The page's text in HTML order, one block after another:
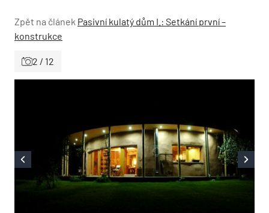
Zpět na článek Pasivní kulatý dům I.: Setkání první –
konstrukce
2 / 12